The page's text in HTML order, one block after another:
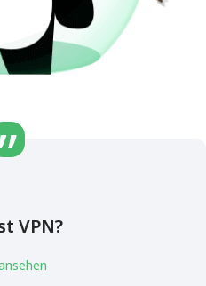
VPN?